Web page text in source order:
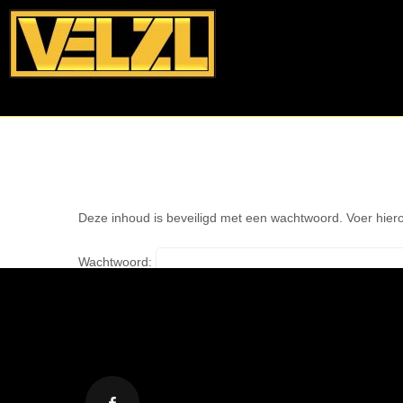
Deze inhoud is beveiligd met een wachtwoord. Voer
Wachtwoord: